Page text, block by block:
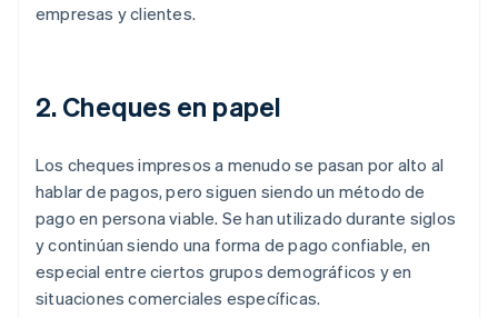
empresas y clientes.
2. Cheques en papel
Los cheques impresos a menudo se pasan por alto al
hablar de pagos, pero siguen siendo un método de
pago en persona viable. Se han utilizado durante siglos
y continúan siendo una forma de pago confiable, en
especial entre ciertos grupos demográficos y en
situaciones comerciales específicas.